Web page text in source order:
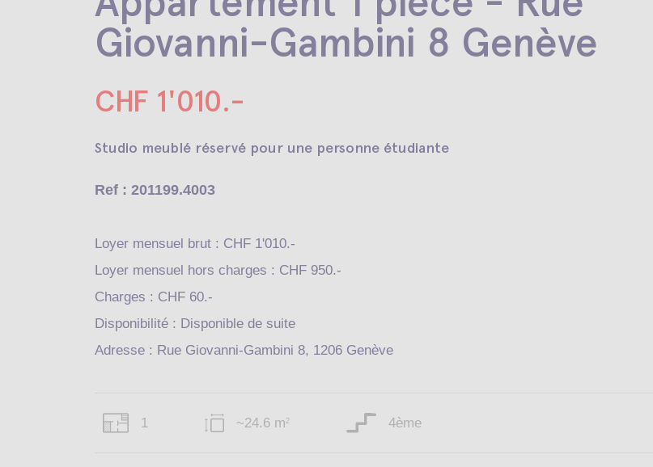
Giovanni-Gambini 8 Genève
CHF 1'010.-
Studio meublé réservé pour une personne étudiante
Ref : 201199.4003
Loyer mensuel brut : CHF 1'010.-
Loyer mensuel hors charges : CHF 950.-
Charges : CHF 60.-
Disponibilité : Disponible de suite
Adresse : Rue Giovanni-Gambini 8, 1206 Genève
1 ~24.6 m2 4ème